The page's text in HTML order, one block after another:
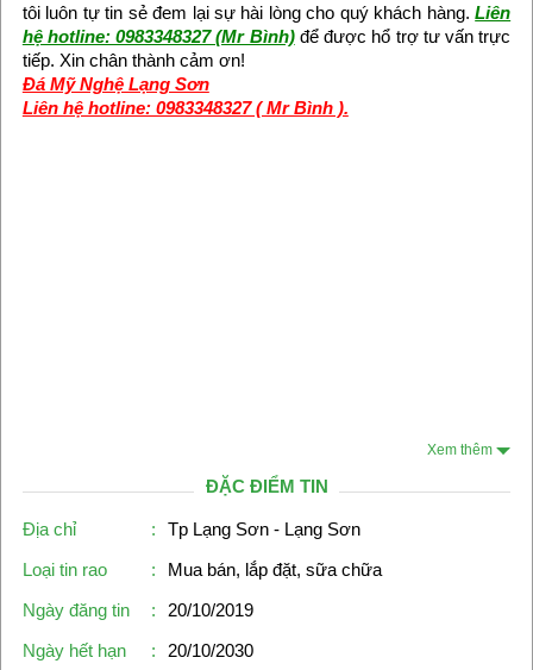
tôi luôn tự tin sẻ đem lại sự hài lòng cho quý khách hàng.Liên
hệ hotline: 0983348327 (Mr Bình)để được hổ trợ tư vấn trực
tiếp. Xin chân thành cảm ơn!
Đá Mỹ Nghệ Lạng Sơn
Liên hệ hotline: 0983348327 ( Mr Bình ).
Xem thêm
ĐẶC ĐIỂM TIN
Địa chỉ :
Tp Lạng Sơn - Lạng Sơn
Loại tin rao
:
Mua bán, lắp đặt, sữa chữa
Ngày đăng tin
:
20/10/2019
Ngày hết hạn
: 20/10/2030